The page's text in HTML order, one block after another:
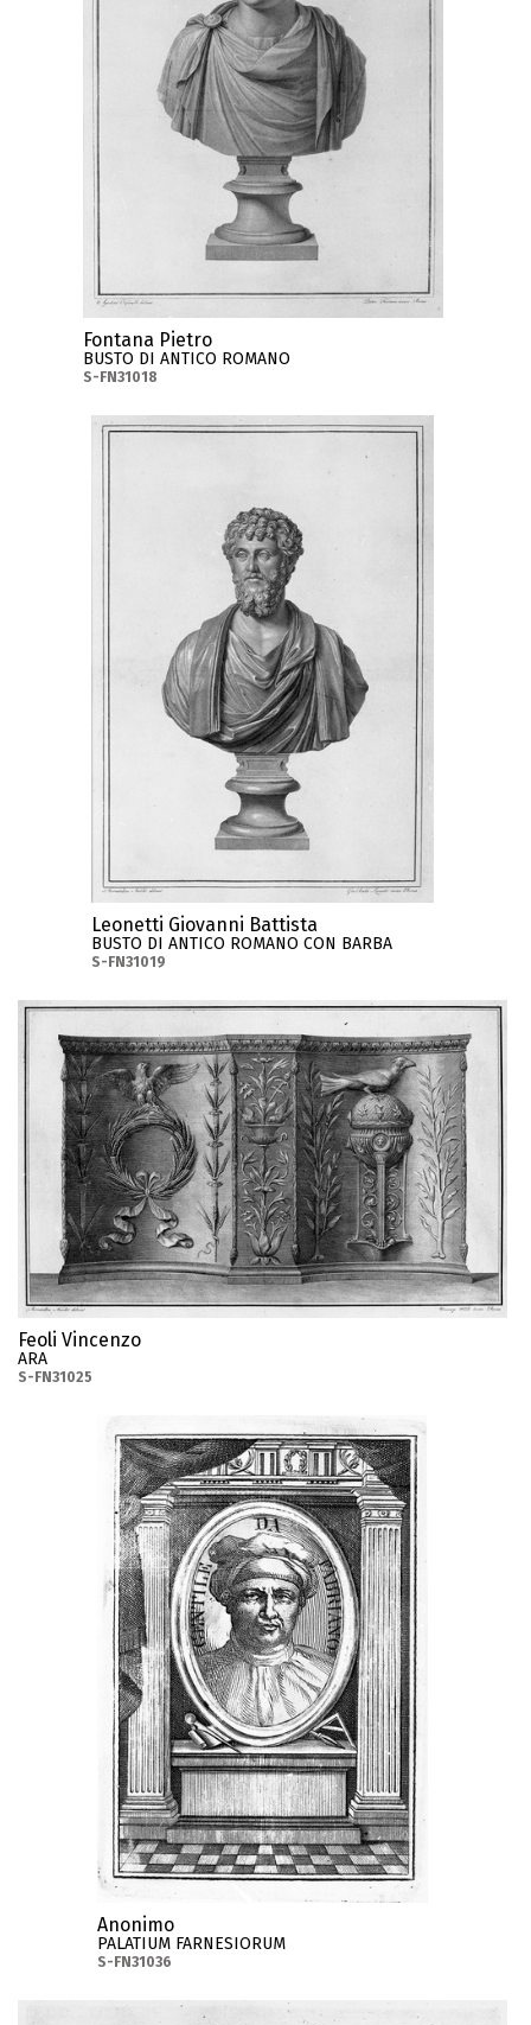
Fontana Pietro
BUSTO DI ANTICO ROMANO
S-FN31018
Leonetti Giovanni Battista
BUSTO DI ANTICO ROMANO CON BARBA
S-FN31019
Feoli Vincenzo
ARA
S-FN31025
Anonimo
PALATIUM FARNESIORUM
S-FN31036